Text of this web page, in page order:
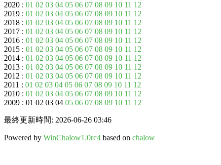
2020 : 01 02 03 04 05 06 07 08 09 10 11 12
2019 : 01 02 03 04 05 06 07 08 09 10 11 12
2018 : 01 02 03 04 05 06 07 08 09 10 11 12
2017 : 01 02 03 04 05 06 07 08 09 10 11 12
2016 : 01 02 03 04 05 06 07 08 09 10 11 12
2015 : 01 02 03 04 05 06 07 08 09 10 11 12
2014 : 01 02 03 04 05 06 07 08 09 10 11 12
2013 : 01 02 03 04 05 06 07 08 09 10 11 12
2012 : 01 02 03 04 05 06 07 08 09 10 11 12
2011 : 01 02 03 04 05 06 07 08 09 10 11 12
2010 : 01 02 03 04 05 06 07 08 09 10 11 12
2009 : 01 02 03 04 05 06 07 08 09 10 11 12
最終更新時間: 2026-06-26 03:46
Powered by WinChalow1.0rc4 based on chalow